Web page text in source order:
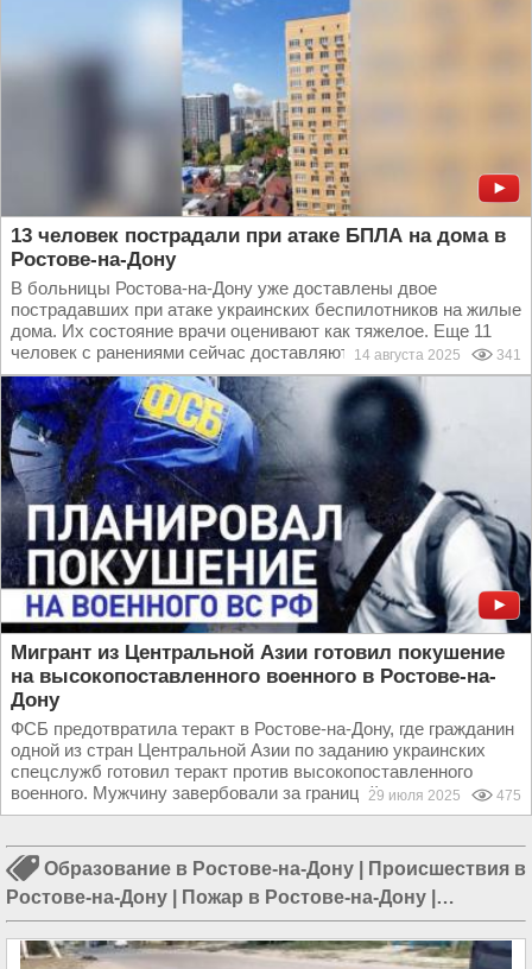
13 человек пострадали при атаке БПЛА на дома в
Ростове-на-Дону
В больницы Ростова-на-Дону уже доставлены двое
пострадавших при атаке украинских беспилотников на жилые
дома. Их состояние врачи оценивают как тяжелое. Еще 11
человек с ранениями сейчас доставляются в...14 августа 2025 341
Мигрант из Центральной Азии готовил покушение
на высокопоставленного военного в Ростове-на-
Дону
ФСБ предотвратила теракт в Ростове-на-Дону, где гражданин
одной из стран Центральной Азии по заданию украинских
спецслужб готовил теракт против высокопоставленного
военного. Мужчину завербовали за границей...29 июля 2025 475
Образование в Ростове-на-Дону
Происшествия в
Ростове-на-Дону
Пожар в Ростове-на-Дону
Катастрофа в Ростове-на-Дому|Авиакатастрофа в
Ростове-на-Дону